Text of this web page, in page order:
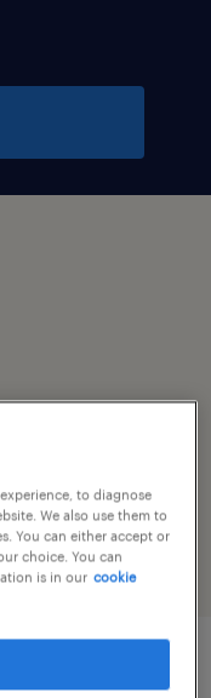
to diagnose
We also use them to
You can either accept or
choice. You can
is in our cookie